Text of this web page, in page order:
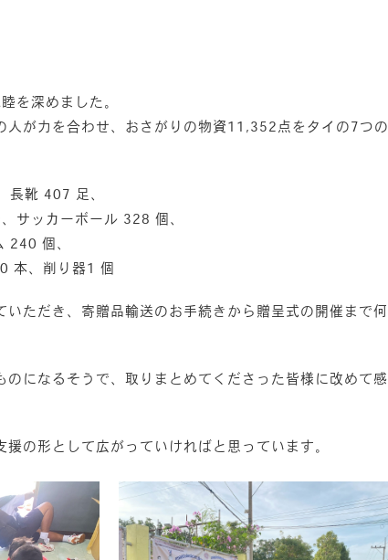
を深めました。
人が力を合わせ、おさがりの物資11,352点をタイの7つ
長靴 407 足、
サッカーボール 328 個、
240 個、
本、削り器1 個
ただき、寄贈品輸送のお手続きから贈呈式の開催まで何
になるそうで、取りまとめてくださった皆様に改めて
の形として広がっていければと思っています。